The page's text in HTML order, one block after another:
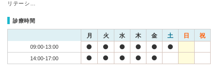
リテーシ…
診療時間
月 火 水 木 金 土 日 祝
09:00-13:00
14:00-17:00